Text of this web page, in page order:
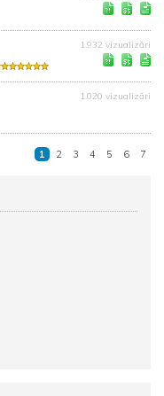
1.932 vizualizări
1.020 vizualizări
1 2 3 4 5 6 7